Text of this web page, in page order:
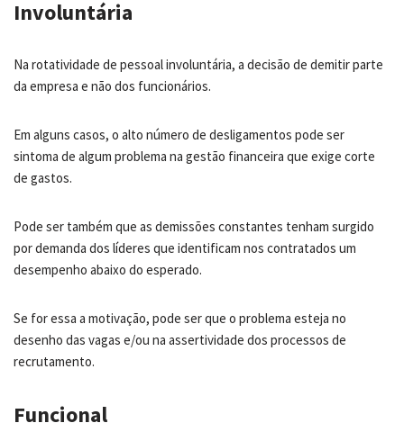
Involuntária
Na rotatividade de pessoal involuntária, a decisão de demitir parte
da empresa e não dos funcionários.
Em alguns casos, o alto número de desligamentos pode ser
sintoma de algum problema na gestão financeira que exige corte
de gastos.
Pode ser também que as demissões constantes tenham surgido
por demanda dos líderes que identificam nos contratados um
desempenho abaixo do esperado.
Se for essa a motivação, pode ser que o problema esteja no
desenho das vagas e/ou na assertividade dos processos de
recrutamento.
Funcional